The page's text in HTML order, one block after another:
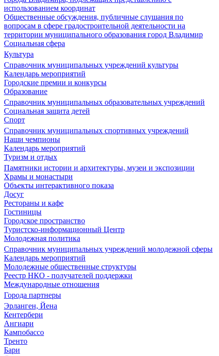
использованием координат
Общественные обсуждения, публичные слушания по
вопросам в сфере градостроительной деятельности на
территории муниципального образования город Владимир
Социальная сфера
Культура
Справочник муниципальных учреждений культуры
Календарь мероприятий
Городские премии и конкурсы
Образование
Справочник муниципальных образовательных учреждений
Социальная защита детей
Спорт
Справочник муниципальных спортивных учреждений
Наши чемпионы
Календарь мероприятий
Туризм и отдых
Памятники истории и архитектуры, музеи и экспозиции
Храмы и монастыри
Объекты интерактивного показа
Досуг
Рестораны и кафе
Гостиницы
Городское пространство
Туристско-информационный Центр
Молодежная политика
Справочник муниципальных учреждений молодежной сферы
Календарь мероприятий
Молодежные общественные структуры
Реестр НКО - получателей поддержки
Международные отношения
Города партнеры
Эрланген, Йена
Кентербери
Ангиари
Кампобассо
Тренто
Бари